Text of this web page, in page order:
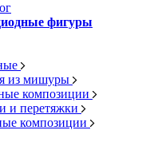
фигуры
из мишуры
композиции
и перетяжки
композиции